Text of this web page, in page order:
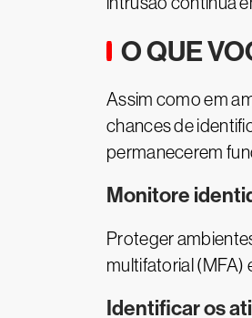
O QUE
Assim como em
chances de
permanecerem
Monitore
Proteger
multifatorial (MFA)
Identificar os